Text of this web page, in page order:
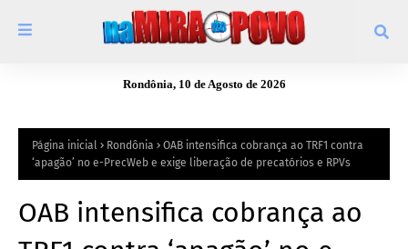
Rondônia, 10 de Agosto de 2026
Página inicial Rondônia
OAB intensifica cobrança ao TRF1 contra
‘apagão’ no e-PrecWeb e exige liberação de precatórios e RPVs
OAB intensifica cobrança ao